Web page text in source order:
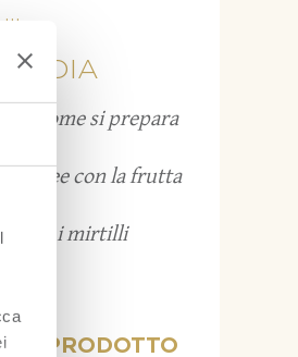
...
e come si prepara
12 idee con la frutta
i mirtilli
PRODOTTO